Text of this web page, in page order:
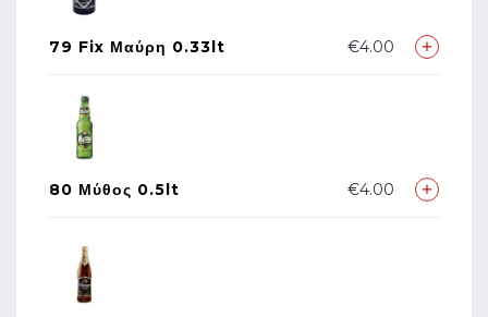
79 Fix Μαύρη 0.33lt €4.00
80 Μύθος 0.5lt €4.00